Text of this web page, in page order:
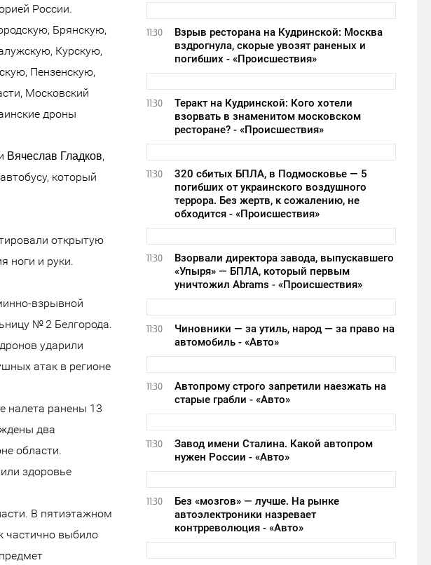
России.
Брянскую,
Курскую,
Пензенскую,
Московский
дроны
Вячеслав Гладков,
который
открытую
ноги и руки.
взрывной
№ 2 Белгорода.
ударили
атак в регионе
налета ранены 13
два
области.
здоровье
В пятиэтажном
частично выбило
11:30
Взрыв ресторана на Кудринской: Москва
вздрогнула, скорые увозят раненых и
погибших - «Происшествия»
11:30
Теракт на Кудринской: Кого хотели
взорвать в знаменитом московском
ресторане? - «Происшествия»
11:30
320 сбитых БПЛА, в Подмосковье — 5
погибших от украинского воздушного
террора. Без жертв, к сожалению, не
обходится - «Происшествия»
11:30
Взорвали директора завода, выпускавшего
«Упыря» — БПЛА, который первым
уничтожил Abrams - «Происшествия»
11:30
Чиновники — за утиль, народ — за право на
автомобиль - «Авто»
11:30
Автопрому строго запретили наезжать на
старые грабли - «Авто»
11:30
Завод имени Сталина. Какой автопром
нужен России - «Авто»
11:30
Без «мозгов» — лучше. На рынке
автоэлектроники назревает
контрреволюция - «Авто»